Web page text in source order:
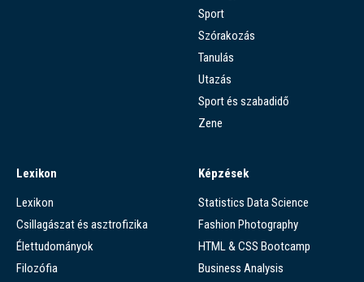
Sport
Szórakozás
Tanulás
Utazás
Sport és szabadidő
Zene
Lexikon
Lexikon
Csillagászat és asztrofizika
Élettudományok
Filozófia
Képzések
Statistics Data Science
Fashion Photography
HTML & CSS Bootcamp
Business Analysis